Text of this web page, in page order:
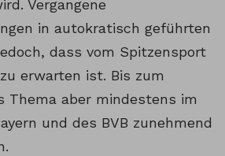
Vergangene
in autokratisch geführten
dass vom Spitzensport
erwarten ist. Bis zum
Thema aber mindestens im
und des BVB zunehmend